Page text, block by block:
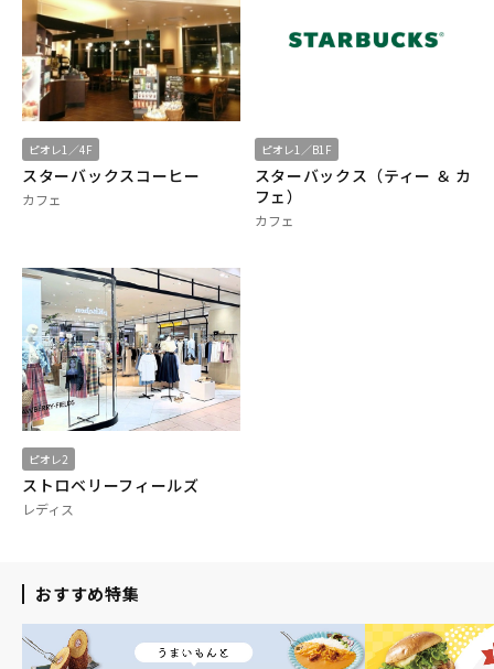
ピオレ1／4F
スターバックスコーヒー
カフェ
ピオレ1／B1F
スターバックス（ティー ＆ カ
フェ）
カフェ
ピオレ2
ストロベリーフィールズ
レディス
おすすめ特集